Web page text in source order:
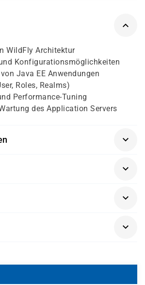
WildFly Architektur
Konfigurationsmöglichkeiten
Java EE Anwendungen
Roles, Realms)
Performance-Tuning
des Application Servers
für Web- und
Administratoren, die sich mit